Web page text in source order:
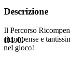
Descrizione
Il Percorso
ricompense e
nel gioco!
DLC